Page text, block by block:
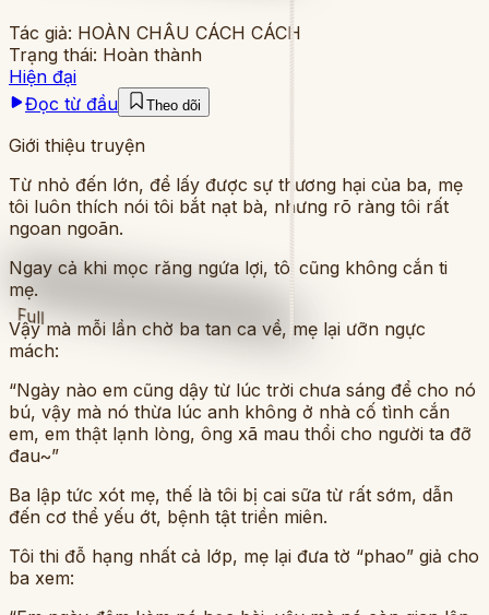
Full
Tác giả: HOÀN CHÂU CÁCH CÁCH
Trạng thái: Hoàn thành
Hiện đại
Đọc từ đầu
Theo dõi
Giới thiệu truyện
Từ nhỏ đến lớn, để lấy được sự thương hại của ba, mẹ
tôi luôn thích nói tôi bắt nạt bà, nhưng rõ ràng tôi rất
ngoan ngoãn.
Ngay cả khi mọc răng ngứa lợi, tôi cũng không cắn ti
mẹ.
Vậy mà mỗi lần chờ ba tan ca về, mẹ lại ưỡn ngực
mách:
“Ngày nào em cũng dậy từ lúc trời chưa sáng để cho nó
bú, vậy mà nó thừa lúc anh không ở nhà cố tình cắn
em, em thật lạnh lòng, ông xã mau thổi cho người ta đỡ
đau~”
Ba lập tức xót mẹ, thế là tôi bị cai sữa từ rất sớm, dẫn
đến cơ thể yếu ớt, bệnh tật triền miên.
Tôi thi đỗ hạng nhất cả lớp, mẹ lại đưa tờ “phao” giả cho
ba xem: